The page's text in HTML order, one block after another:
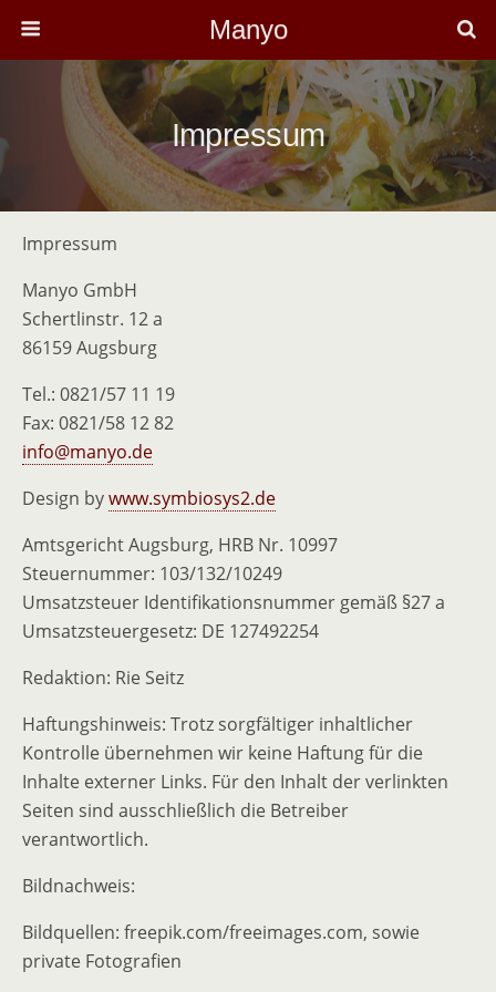
Manyo
Impressum
Impressum
Manyo GmbH
Schertlinstr. 12 a
86159 Augsburg
Tel.: 0821/57 11 19
Fax: 0821/58 12 82
info@manyo.de
Design bywww.symbiosys2.de
Amtsgericht Augsburg, HRB Nr. 10997
Steuernummer: 103/132/10249
Umsatzsteuer Identifikationsnummer gemäß §27 a
Umsatzsteuergesetz: DE 127492254
Redaktion: Rie Seitz
Haftungshinweis: Trotz sorgfältiger inhaltlicher
Kontrolle übernehmen wir keine Haftung für die
Inhalte externer Links. Für den Inhalt der verlinkten
Seiten sind ausschließlich die Betreiber
verantwortlich.
Bildnachweis:
Bildquellen: freepik.com/freeimages.com, sowie
private Fotografien